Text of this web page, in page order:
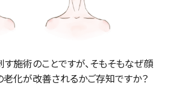
施術のことですが、そもそもなぜ顔
化が改善されるかご存知ですか？